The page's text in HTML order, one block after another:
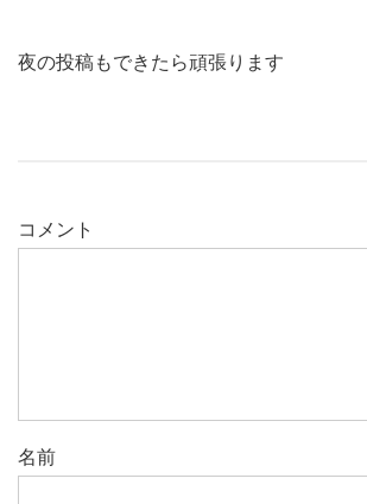
夜の投稿もできたら頑張ります
コメント
名前